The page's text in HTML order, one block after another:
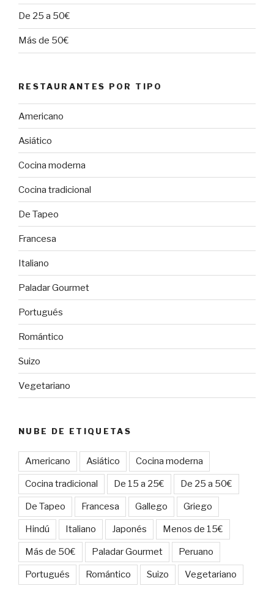
De 25 a 50€
Más de 50€
RESTAURANTES POR TIPO
Americano
Asiático
Cocina moderna
Cocina tradicional
De Tapeo
Francesa
Italiano
Paladar Gourmet
Portugués
Romántico
Suizo
Vegetariano
NUBE DE ETIQUETAS
Americano Asiático Cocina moderna
Cocina tradicional De 15 a 25€ De 25 a 50€
De Tapeo Francesa Gallego Griego
Hindú Italiano Japonés Menos de 15€
Más de 50€ Paladar Gourmet Peruano
Portugués Romántico Suizo Vegetariano